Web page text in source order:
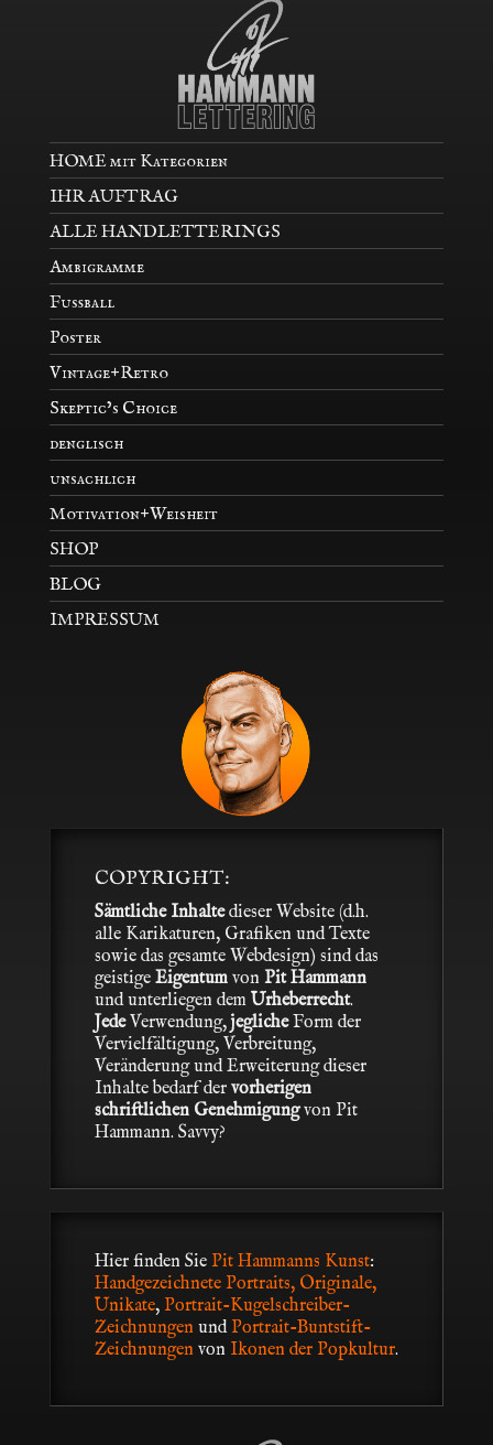
HOME mit Kategorien
IHR AUFTRAG
ALLE HANDLETTERINGS
Ambigramme
Fußball
Poster
Vintage+Retro
Skeptic’s Choice
denglisch
unsachlich
Motivation+Weisheit
SHOP
BLOG
IMPRESSUM
COPYRIGHT:
Sämtliche Inhaltedieser Website (d.h.
alle Karikaturen, Grafiken und Texte
sowie das gesamte Webdesign) sind das
geistige Eigentumvon Pit Hammann
und unterliegen dem Urheberrecht.
JedeVerwendung, jeglicheForm der
Vervielfältigung, Verbreitung,
Veränderung und Erweiterung dieser
Inhalte bedarf der vorherigen
schriftlichen Genehmigungvon Pit
Hammann. Savvy?
Hier finden Sie Pit Hammanns Kunst:
Handgezeichnete Portraits, Originale,
Unikate, Portrait-Kugelschreiber-
Zeichnungenund Portrait-Buntstift-
Zeichnungen von Ikonen der Popkultur.